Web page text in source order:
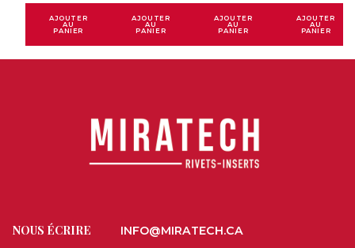
AJOUTER
AU
PANIER
AJOUTER
AU
PANIER
AJOUTER
AU
PANIER
AJOUTER
AU
PANIER
NOUS ÉCRIRE INFO@MIRATECH.CA